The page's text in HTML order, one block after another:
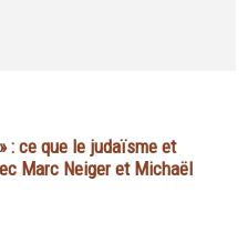
: ce que le judaïsme et
Marc Neiger et Michaël